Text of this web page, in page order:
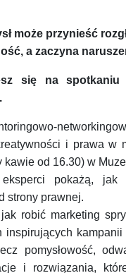
może przynieść
a zaczyna
się na spotkaniu
i prawa w
kawie od 16.30) w
pokażą, jak
strony prawnej.
robić marketing
inspirujących
pomysłowość,
i rozwiązania,